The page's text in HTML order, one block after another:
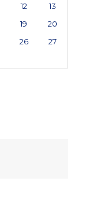
12
13
19
20
26
27